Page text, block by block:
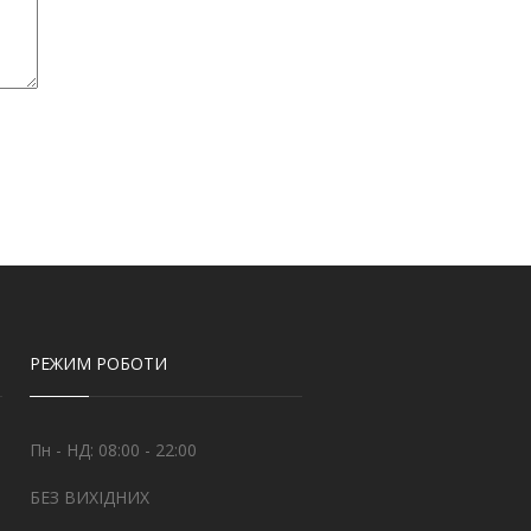
РЕЖИМ РОБОТИ
Пн - НД: 08:00 - 22:00
БЕЗ ВИХІДНИХ